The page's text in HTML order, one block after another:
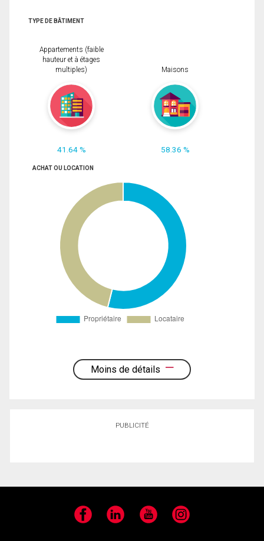
TYPE DE BÂTIMENT
Appartements (faible
hauteur et à étages
multiples)
41.64 %
Maisons
58.36 %
ACHAT OU LOCATION
Moins de détails
PUBLICITÉ
Facebook LinkedIn YouTube Instagram